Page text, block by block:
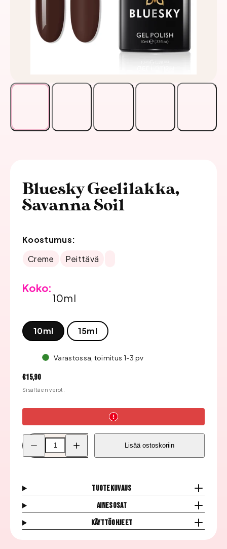
Bluesky Geelilakka,
Savanna Soil
Koostumus:
Creme
Peittävä
Koko:
10ml
10ml 15ml
Varastossa, toimitus 1-3 pv
Hinta
€15,90
Sisältäen verot.
Pienennä
Bluesky
Geelilakka,
Bluesky
Geelilakka,
Lisää ostoskoriin
Tuotekuvaus
Ainesosat
Käyttöohjeet